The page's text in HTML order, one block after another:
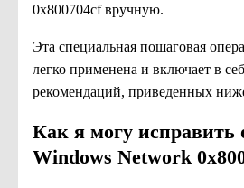
0x800704cf вручную.
Эта специальная пошаговая
легко применена и включает в
рекомендаций, приведенных
Как я могу исправить
Windows Network